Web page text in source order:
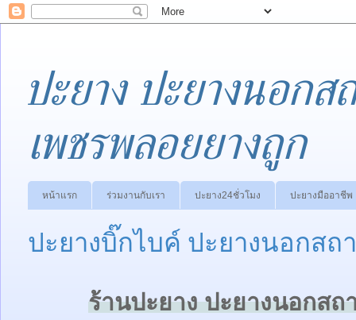
ปะยาง ปะยางนอก
เพชรพลอยยางถูก
หน้าแรก ร่วมงานกับเรา ปะยาง24ชั่วโมง ปะยางมืออาชีพ
ปะยางบิ๊กไบค์ ปะยางนอกสถ
ร้านปะยาง ปะยางนอกสถ